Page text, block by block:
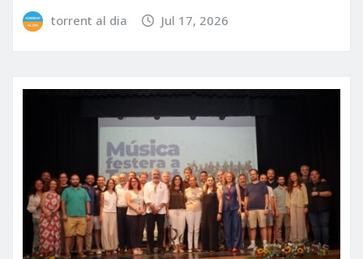
torrent al dia Jul 17, 2026